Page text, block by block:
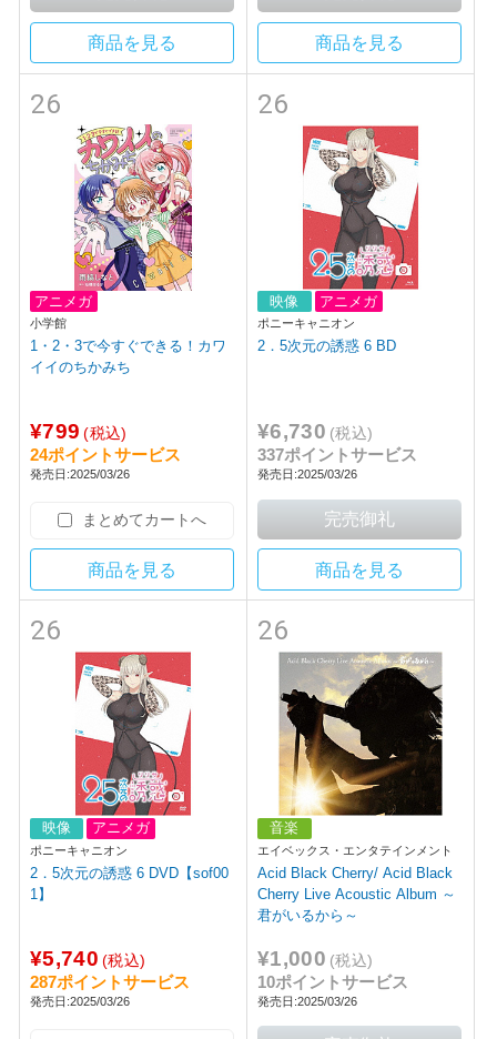
商品を見る 商品を見る
26
アニメガ
小学館
1・2・3で今すぐできる！カワ
イイのちかみち
¥799 (税込)
24ポイントサービス
発売日:2025/03/26
まとめてカートへ
商品を見る
26
映像 アニメガ
ポニーキャニオン
2．5次元の誘惑 6 BD
¥6,730 (税込)
337ポイントサービス
発売日:2025/03/26
商品を見る
26
映像 アニメガ
ポニーキャニオン
2．5次元の誘惑 6 DVD【sof00
1】
¥5,740 (税込)
287ポイントサービス
発売日:2025/03/26
26
音楽
エイベックス・エンタテインメント
Acid Black Cherry/ Acid Black
Cherry Live Acoustic Album ～
君がいるから～
¥1,000 (税込)
10ポイントサービス
発売日:2025/03/26